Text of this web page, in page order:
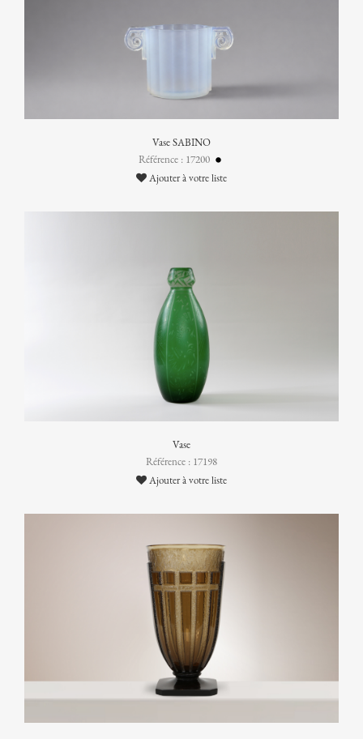
Vase SABINO
Référence : 17200
Ajouter à votre liste
Vase
Référence : 17198
Ajouter à votre liste